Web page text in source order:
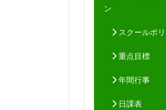
ン
スクールポ
重点目標
年間行事
日課表